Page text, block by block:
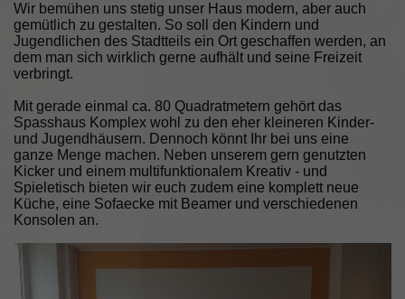
Wir bemühen uns stetig unser Haus modern, aber auch
gemütlich zu gestalten. So soll den Kindern und
Jugendlichen des Stadtteils ein Ort geschaffen werden, an
dem man sich wirklich gerne aufhält und seine Freizeit
verbringt.
Mit gerade einmal ca. 80 Quadratmetern gehört das
Spasshaus Komplex wohl zu den eher kleineren Kinder-
und Jugendhäusern. Dennoch könnt Ihr bei uns eine
ganze Menge machen. Neben unserem gern genutzten
Kicker und einem multifunktionalem Kreativ - und
Spieletisch bieten wir euch zudem eine komplett neue
Küche, eine Sofaecke mit Beamer und verschiedenen
Konsolen an.